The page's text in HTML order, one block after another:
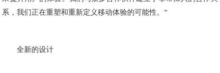
系，我们正在重塑和重新定义移动体验的可能性。”
全新的设计